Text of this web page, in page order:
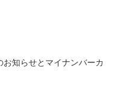
知らせとマイナンバーカ